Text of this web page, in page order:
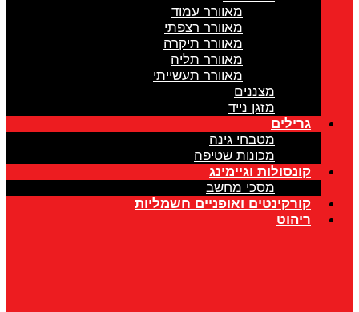
מאוורר עמוד
מאוורר רצפתי
מאוורר תיקרה
מאוורר תליה
מאוורר תעשייתי
מצננים
מזגן נייד
גרילים
מטבחי גינה
מכונות שטיפה
קונסולות וגיימינג
מסכי מחשב
קורקינטים ואופניים חשמליות
ריהוט